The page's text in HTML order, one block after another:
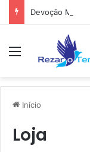
Devoção Mariana
Menu
Início
Loja